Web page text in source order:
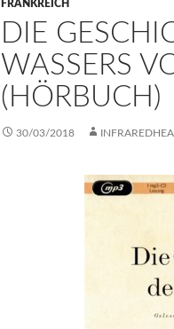
FRANKREICH
DIE
WASSERS
(HÖRBUCH)
30/03/2018